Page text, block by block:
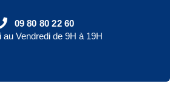
09 80 80 22 60
au Vendredi de 9H à 19H